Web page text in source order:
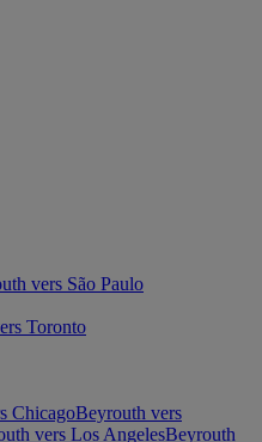
vers São Paulo
Toronto
ChicagoBeyrouth vers
vers Los AngelesBeyrouth